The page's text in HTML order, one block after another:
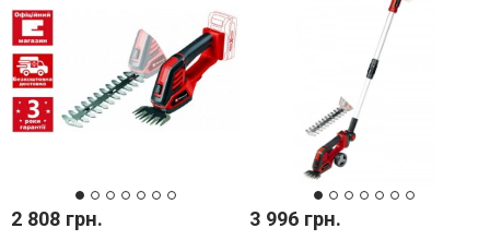
2 808 грн. 3 996 грн.